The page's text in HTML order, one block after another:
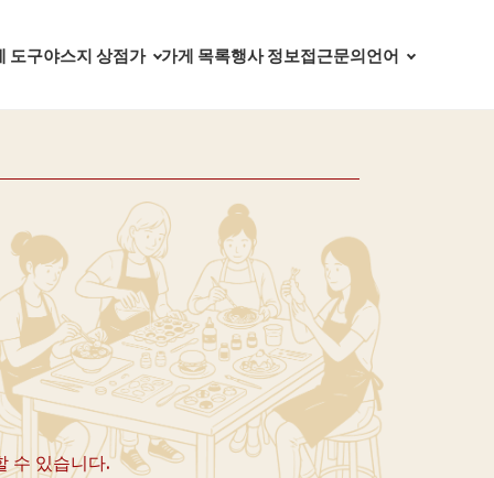
도구야스지 상점가 가게 목록행사 정보접근문의언어
수 있습니다.